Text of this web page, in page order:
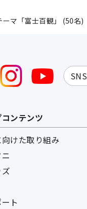
マ「富士百観」 (50名)
ンテンツ
けた取り組み
ト